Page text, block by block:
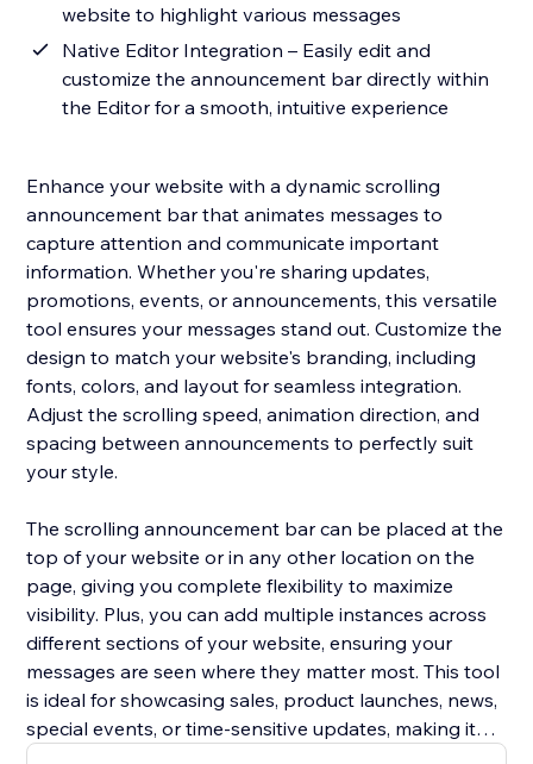
website to highlight various messages
Native Editor Integration – Easily edit and
customize the announcement bar directly within
the Editor for a smooth, intuitive experience
Enhance your website with a dynamic scrolling
announcement bar that animates messages to
capture attention and communicate important
information. Whether you're sharing updates,
promotions, events, or announcements, this versatile
tool ensures your messages stand out. Customize the
design to match your website's branding, including
fonts, colors, and layout for seamless integration.
Adjust the scrolling speed, animation direction, and
spacing between announcements to perfectly suit
your style.
The scrolling announcement bar can be placed at the
top of your website or in any other location on the
page, giving you complete flexibility to maximize
visibility. Plus, you can add multiple instances across
different sections of your website, ensuring your
messages are seen where they matter most. This tool
is ideal for showcasing sales, product launches, news,
special events, or time-sensitive updates, making it